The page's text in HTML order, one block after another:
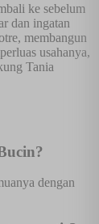
ke sebelum
dan ingatan
membangun
usahanya,
Tania
dengan